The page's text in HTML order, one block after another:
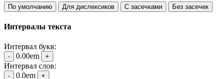
По умолчанию Для дислексиков С засечками Без засечек
Интервалы текста
Интервал букв:
- 0.00em +
Интервал слов:
- 0.0em +